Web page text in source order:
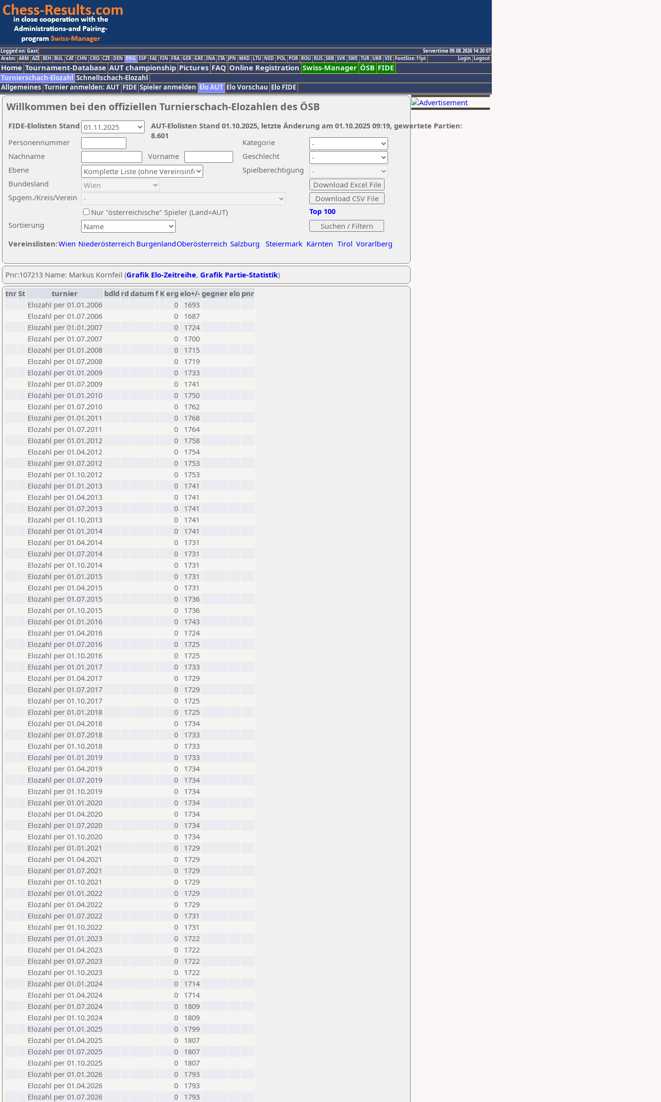
Logged on: Gast
Servertime 09.08.2026 14:20:07
Logout
Login
Arabic ARM AZE BIH BUL CAT CHN CRO CZE DEN ENG ESP FAI FIN FRA GER GRE INA ITA JPN MKD LTU NED POL POR ROU RUS SRB SVK SWE TUR UKR VIE FontSize:11pt
Home Tournament-Database AUT championship Pictures FAQ Online Registration Swiss-Manager ÖSB FIDE
Turnierschach-Elozahl Schnellschach-Elozahl
Allgemeines Turnier anmelden: AUT FIDE Spieler anmelden Elo AUT Elo Vorschau Elo FIDE
Willkommen bei den offiziellen Turnierschach-Elozahlen des ÖSB
Nachname
Vorname
Ebene
Kategorie
Sortierung
Personennummer
Bundesland
Spgem./Kreis/Verein
Geschlecht
Nur "österreichische" Spieler (Land=AUT)
Spielberechtigung
Vereinslisten:Wien Niederösterreich BurgenlandOberösterreich Salzburg Steiermark Kärnten Tirol Vorarlberg
Top 100
AUT-Elolisten Stand 01.10.2025, letzte Änderung am 01.10.2025 09:19, gewertete Partien:
8.601
FIDE-Elolisten Stand
Pnr:107213 Name: Markus Kornfeil (Grafik Elo-Zeitreihe, Grafik Partie-Statistik)
tnrSt turnier bdld rd datumf Kerg elo+/-gegnerelo pnr
Elozahl per 01.01.2006
0
1693
Elozahl per 01.07.2006
0
1687
Elozahl per 01.01.2007
0
1724
Elozahl per 01.07.2007
0
1700
Elozahl per 01.01.2008
0
1715
Elozahl per 01.07.2008
0
1719
Elozahl per 01.01.2009
0
1733
Elozahl per 01.07.2009
0
1741
Elozahl per 01.01.2010
0
1750
Elozahl per 01.07.2010
0
1762
Elozahl per 01.01.2011
0
1768
Elozahl per 01.07.2011
0
1764
Elozahl per 01.01.2012
0
1758
Elozahl per 01.04.2012
0
1754
Elozahl per 01.07.2012
0
1753
Elozahl per 01.10.2012
0
1753
Elozahl per 01.01.2013
0
1741
Elozahl per 01.04.2013
0
1741
Elozahl per 01.07.2013
0
1741
Elozahl per 01.10.2013
0
1741
Elozahl per 01.01.2014
0
1741
Elozahl per 01.04.2014
0
1731
Elozahl per 01.07.2014
0
1731
Elozahl per 01.10.2014
0
1731
Elozahl per 01.01.2015
0
1731
Elozahl per 01.04.2015
0
1731
Elozahl per 01.07.2015
0
1736
Elozahl per 01.10.2015
0
1736
Elozahl per 01.01.2016
0
1743
Elozahl per 01.04.2016
0
1724
Elozahl per 01.07.2016
0
1725
Elozahl per 01.10.2016
0
1725
Elozahl per 01.01.2017
0
1733
Elozahl per 01.04.2017
0
1729
Elozahl per 01.07.2017
0
1729
Elozahl per 01.10.2017
0
1725
Elozahl per 01.01.2018
0
1725
Elozahl per 01.04.2018
0
1734
Elozahl per 01.07.2018
0
1733
Elozahl per 01.10.2018
0
1733
Elozahl per 01.01.2019
0
1733
Elozahl per 01.04.2019
0
1734
Elozahl per 01.07.2019
0
1734
Elozahl per 01.10.2019
0
1734
Elozahl per 01.01.2020
0
1734
Elozahl per 01.04.2020
0
1734
Elozahl per 01.07.2020
0
1734
Elozahl per 01.10.2020
0
1734
Elozahl per 01.01.2021
0
1729
Elozahl per 01.04.2021
0
1729
Elozahl per 01.07.2021
0
1729
Elozahl per 01.10.2021
0
1729
Elozahl per 01.01.2022
0
1729
Elozahl per 01.04.2022
0
1729
Elozahl per 01.07.2022
0
1731
Elozahl per 01.10.2022
0
1731
Elozahl per 01.01.2023
0
1722
Elozahl per 01.04.2023
0
1722
Elozahl per 01.07.2023
0
1722
Elozahl per 01.10.2023
0
1722
Elozahl per 01.01.2024
0
1714
Elozahl per 01.04.2024
0
1714
Elozahl per 01.07.2024
0
1809
Elozahl per 01.10.2024
0
1809
Elozahl per 01.01.2025
0
1799
Elozahl per 01.04.2025
0
1807
Elozahl per 01.07.2025
0
1807
Elozahl per 01.10.2025
0
1807
Elozahl per 01.01.2026
0
1793
Elozahl per 01.04.2026
0
1793
Elozahl per 01.07.2026
0 1793